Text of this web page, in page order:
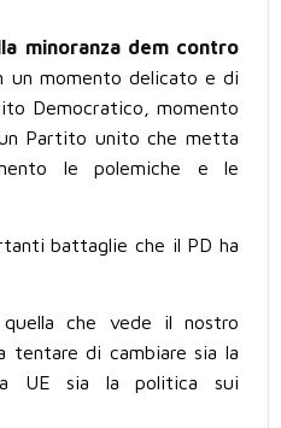
minoranza dem contro
un momento delicato e di
Democratico, momento
Partito unito che metta
le polemiche e le
battaglie che il PD ha
che vede il nostro
tentare di cambiare sia la
UE sia la politica sui